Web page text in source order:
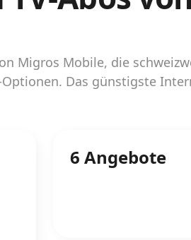
Migros Mobile, die
Das günstigste
6 Angebote